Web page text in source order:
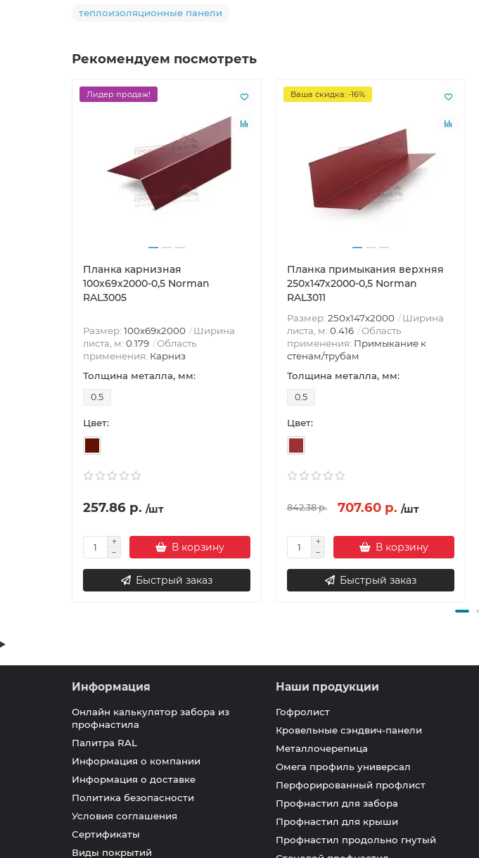
теплоизоляционные панели
Рекомендуем посмотреть
Лидер продаж!
Планка карнизная
100х69х2000-0,5 Norman
RAL3005
Размер: 100х69х2000
Ширина
листа, м: 0.179
Область
применения: Карниз
Толщина металла, мм:
0.5
Цвет:
257.86 р. /шт
В корзину
Быстрый заказ
Ваша скидка: -16%
Планка примыкания верхняя
250х147х2000-0,5 Norman
RAL3011
Размер: 250х147х2000
Ширина
листа, м: 0.416
Область
применения: Примыкание к
стенам/трубам
Толщина металла, мм:
0.5
Цвет:
842.38 р. 707.60 р. /шт
В корзину
Быстрый заказ
Информация
Онлайн калькулятор забора из
профнастила
Палитра RAL
Информация о компании
Информация о доставке
Политика безопасности
Условия соглашения
Сертификаты
Виды покрытий
Наши продукции
Гофролист
Кровельные сэндвич-панели
Металлочерепица
Омега профиль универсал
Перфорированный профлист
Профнастил для забора
Профнастил для крыши
Профнастил продольно гнутый